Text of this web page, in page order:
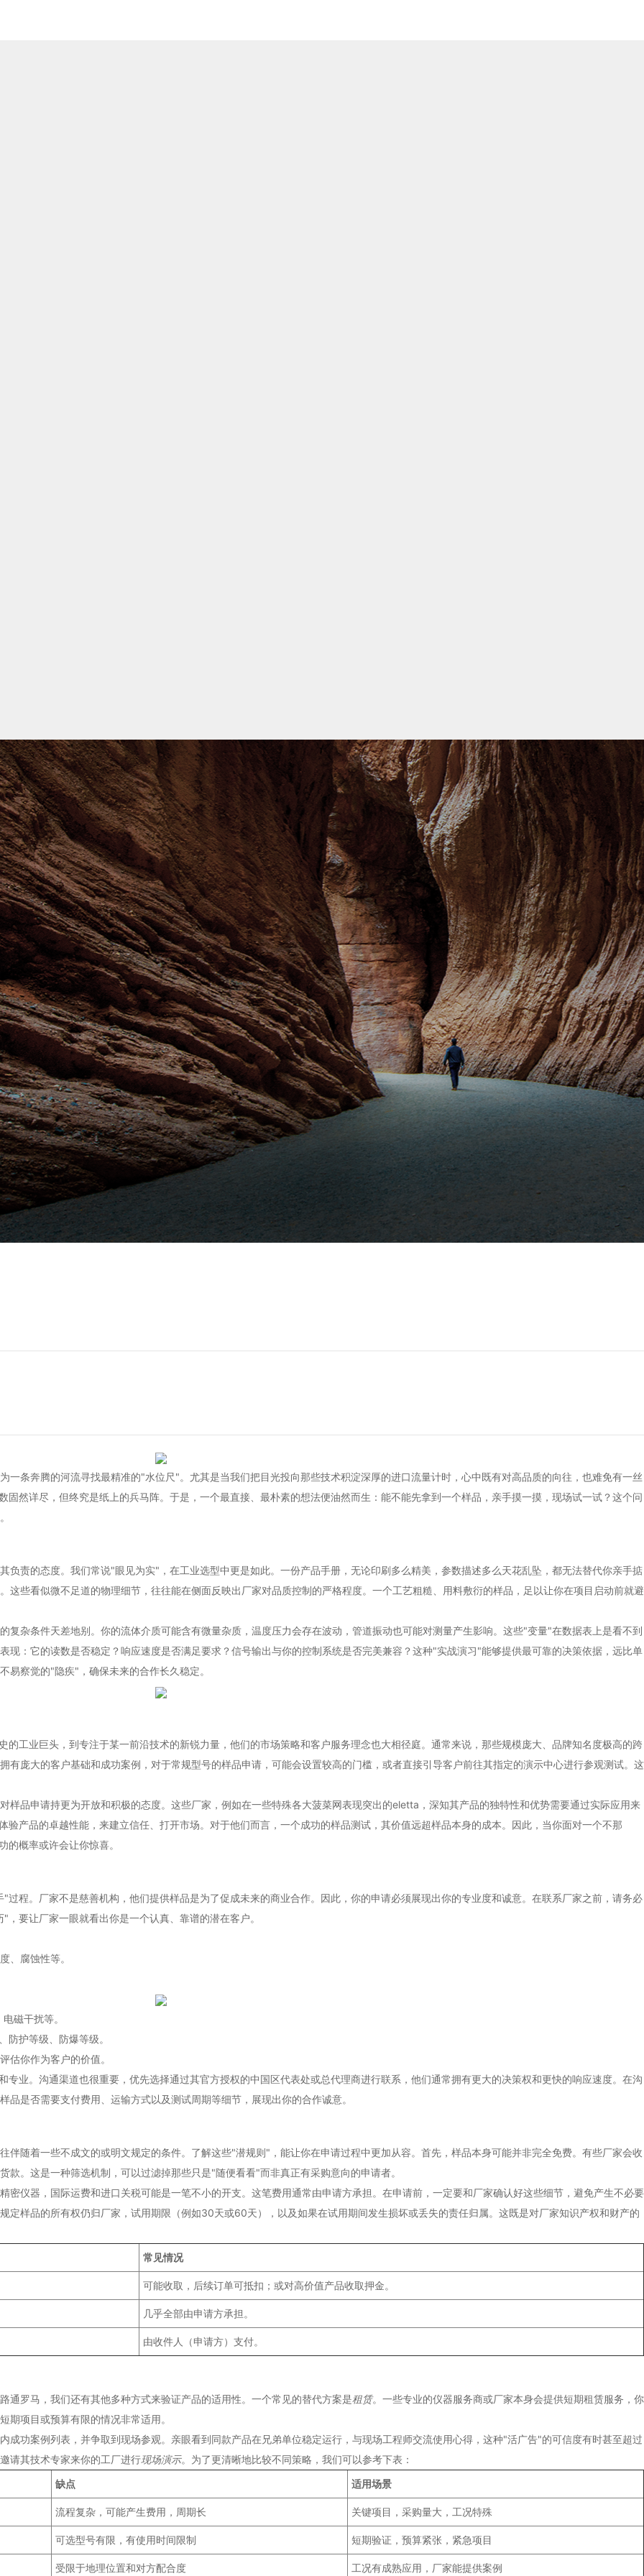
一条奔腾的河流寻找最精准的"水位尺"。尤其是当我们把目光投向那些技术积淀深厚的进口流量计时，心中既有对高品质的向往，也难免有一丝
然详尽，但终究是纸上的兵马阵。于是，一个最直接、最朴素的想法便油然而生：能不能先拿到一个样品，亲手摸一摸，现场试一试？这个问
负责的态度。我们常说"眼见为实"，在工业选型中更是如此。一份产品手册，无论印刷多么精美，参数描述多么天花乱坠，都无法替代你亲手掂
些看似微不足道的物理细节，往往能在侧面反映出厂家对品质控制的严格程度。一个工艺粗糙、用料敷衍的样品，足以让你在项目启动前就避
复杂条件天差地别。你的流体介质可能含有微量杂质，温度压力会存在波动，管道振动也可能对测量产生影响。这些"变量"在数据表上是看不到
现：它的读数是否稳定？响应速度是否满足要求？信号输出与你的控制系统是否完美兼容？这种"实战演习"能够提供最可靠的决策依据，远比单
易察觉的"隐疾"，确保未来的合作长久稳定。
工业巨头，到专注于某一前沿技术的新锐力量，他们的市场策略和客户服务理念也大相径庭。通常来说，那些规模庞大、品牌知名度极高的跨
有庞大的客户基础和成功案例，对于常规型号的样品申请，可能会设置较高的门槛，或者直接引导客户前往其指定的演示中心进行参观测试。这
样品申请持更为开放和积极的态度。这些厂家，例如在一些特殊各大菠菜网表现突出的eletta，深知其产品的独特性和优势需要通过实际应用来
产品的卓越性能，来建立信任、打开市场。对于他们而言，一个成功的样品测试，其价值远超样品本身的成本。因此，当你面对一个不那
概率或许会让你惊喜。
程。厂家不是慈善机构，他们提供样品是为了促成未来的商业合作。因此，你的申请必须展现出你的专业度和诚意。在联系厂家之前，请务必
要让厂家一眼就看出你是一个认真、靠谱的潜在客户。
、腐蚀性等。
磁干扰等。
护等级、防爆等级。
估你作为客户的价值。
业。沟通渠道也很重要，优先选择通过其官方授权的中国区代表处或总代理商进行联系，他们通常拥有更大的决策权和更快的响应速度。在沟
是否需要支付费用、运输方式以及测试周期等细节，展现出你的合作诚意。
伴随着一些不成文的或明文规定的条件。了解这些"潜规则"，能让你在申请过程中更加从容。首先，样品本身可能并非完全免费。有些厂家会收
。这是一种筛选机制，可以过滤掉那些只是"随便看看"而非真正有采购意向的申请者。
密仪器，国际运费和进口关税可能是一笔不小的开支。这笔费用通常由申请方承担。在申请前，一定要和厂家确认好这些细节，避免产生不必要
定样品的所有权仍归厂家，试用期限（例如30天或60天），以及如果在试用期间发生损坏或丢失的责任归属。这既是对厂家知识产权和财产的
常见情况
可能收取，后续订单可抵扣；或对高价值产品收取押金。
几乎全部由申请方承担。
由收件人（申请方）支付。
罗马，我们还有其他多种方式来验证产品的适用性。一个常见的替代方案是租赁。一些专业的仪器服务商或厂家本身会提供短期租赁服务，你
期项目或预算有限的情况非常适用。
成功案例列表，并争取到现场参观。亲眼看到同款产品在兄弟单位稳定运行，与现场工程师交流使用心得，这种"活广告"的可信度有时甚至超过
请其技术专家来你的工厂进行现场演示。为了更清晰地比较不同策略，我们可以参考下表：
缺点
适用场景
流程复杂，可能产生费用，周期长 关键项目，采购量大，工况特殊
可选型号有限，有使用时间限制 短期验证，预算紧张，紧急项目
受限于地理位置和对方配合度 工况有成熟应用，厂家能提供案例